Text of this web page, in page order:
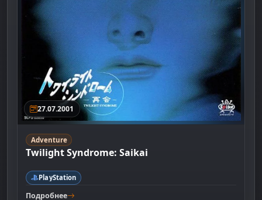
27.07.2001
Adventure
Twilight Syndrome: Saikai
PlayStation
Подробнее